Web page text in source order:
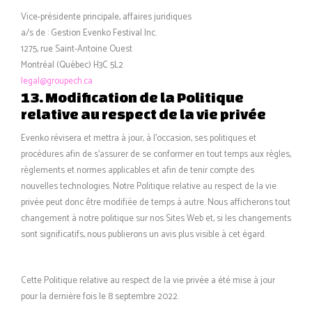
Vice-présidente principale, affaires juridiques
a/s de : Gestion Evenko Festival Inc.
1275, rue Saint-Antoine Ouest
Montréal (Québec) H3C 5L2
legal@groupech.ca
13. Modification de la Politique
relative au respect de la vie privée
Evenko révisera et mettra à jour, à l’occasion, ses politiques et
procédures afin de s’assurer de se conformer en tout temps aux règles,
règlements et normes applicables et afin de tenir compte des
nouvelles technologies. Notre Politique relative au respect de la vie
privée peut donc être modifiée de temps à autre. Nous afficherons tout
changement à notre politique sur nos Sites Web et, si les changements
sont significatifs, nous publierons un avis plus visible à cet égard.
Cette Politique relative au respect de la vie privée a été mise à jour
pour la dernière fois le 8 septembre 2022.